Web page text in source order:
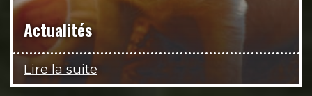
Actualités
Lire la suite